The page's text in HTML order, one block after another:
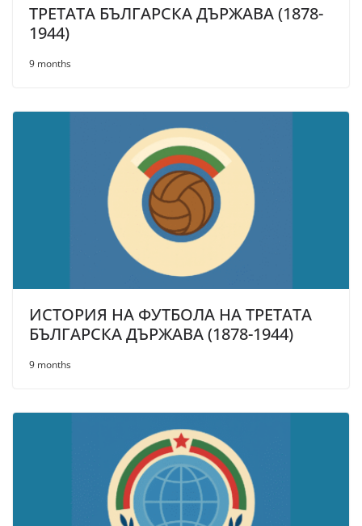
ТРЕТАТА БЪЛГАРСКА ДЪРЖАВА (1878-
1944)
9 months
ИСТОРИЯ НА ФУТБОЛА НА ТРЕTATA
БЪЛГАРСКА ДЪРЖАВА (1878-1944)
9 months